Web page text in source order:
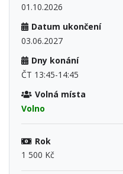
01.10.2026
Datum ukončení
03.06.2027
Dny konání
ČT 13:45-14:45
Volná místa
Volno
Rok
1 500 Kč